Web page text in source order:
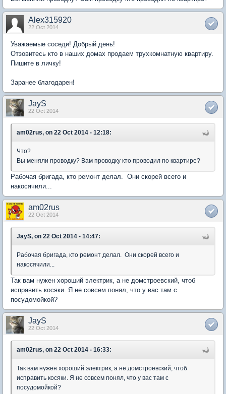
Alex315920
22 Oct 2014
Уважаемые соседи! Добрый день!
Отзовитесь кто в наших домах продаем трухкомнатную квартиру.
Пишите в личку!
Заранее благодарен!
JayS
22 Oct 2014
am02rus, on 22 Oct 2014 - 12:18:
Что?
Вы меняли проводку? Вам проводку кто проводил по квартире?
Рабочая бригада, кто ремонт делал. Они скорей всего и
накосячили...
am02rus
22 Oct 2014
JayS, on 22 Oct 2014 - 14:47:
Рабочая бригада, кто ремонт делал. Они скорей всего и
накосячили...
Так вам нужен хороший электрик, а не домстроевский, чтоб
исправить косяки. Я не совсем понял, что у вас там с
посудомойкой?
JayS
22 Oct 2014
am02rus, on 22 Oct 2014 - 16:33:
Так вам нужен хороший электрик, а не домстроевский, чтоб
исправить косяки. Я не совсем понял, что у вас там с
посудомойкой?